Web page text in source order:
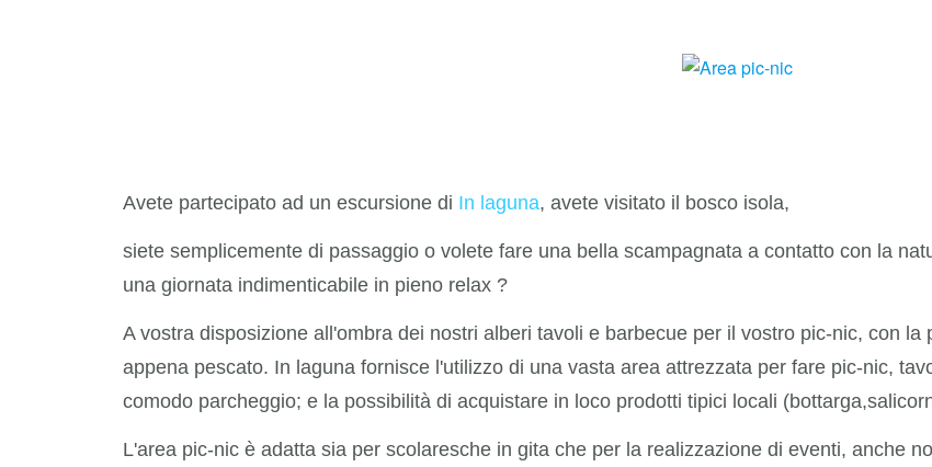
Avete partecipato ad un escursione di In laguna, avete visitato il bosco isola,
siete semplicemente di passaggio o volete fare una bella scampagnata a contatto con la
una giornata indimenticabile in pieno relax ?
A vostra disposizione all'ombra dei nostri alberi tavoli e barbecue per il vostro pic-nic, con
appena pescato. In laguna fornisce l'utilizzo di una vasta area attrezzata per fare pic-nic,
comodo parcheggio; e la possibilità di acquistare in loco prodotti tipici locali
L'area pic-nic è adatta sia per scolaresche in gita che per la realizzazione di eventi, anche